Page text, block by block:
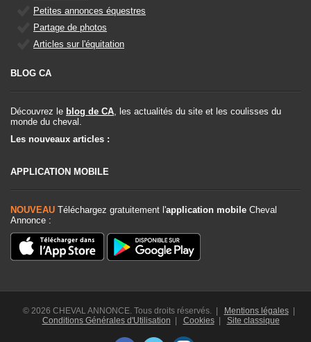
Petites annonces équestres
Partage de photos
Articles sur l'équitation
BLOG CA
Découvrez le blog de CA , les actualités du site et les coulisses du
monde du cheval.
Les nouveaux articles :
APPLICATION MOBILE
NOUVEAU Téléchargez gratuitement l'application mobile Cheval
Annonce :
© 2026 CHEVAL ANNONCE. Tous droits réservés. | Mentions légales|
Conditions Générales d'Utilisation | Cookies| Site classique